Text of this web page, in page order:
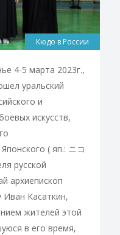
Кюдо в России
4-5 марта 2023г.,
уральский
и
искусств,
( яп.: ニコ
русской
архиепископ
Иван Касаткин,
жителей этой
в его время,